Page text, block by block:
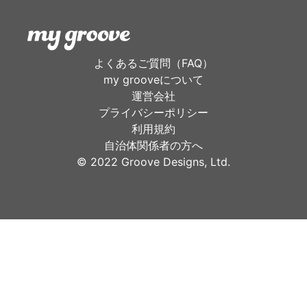
よくあるご質問（FAQ）
my grooveについて
運営会社
プライバシーポリシー
利用規約
自治体関係者の方へ
©︎ 2022 Groove Designs, Ltd.